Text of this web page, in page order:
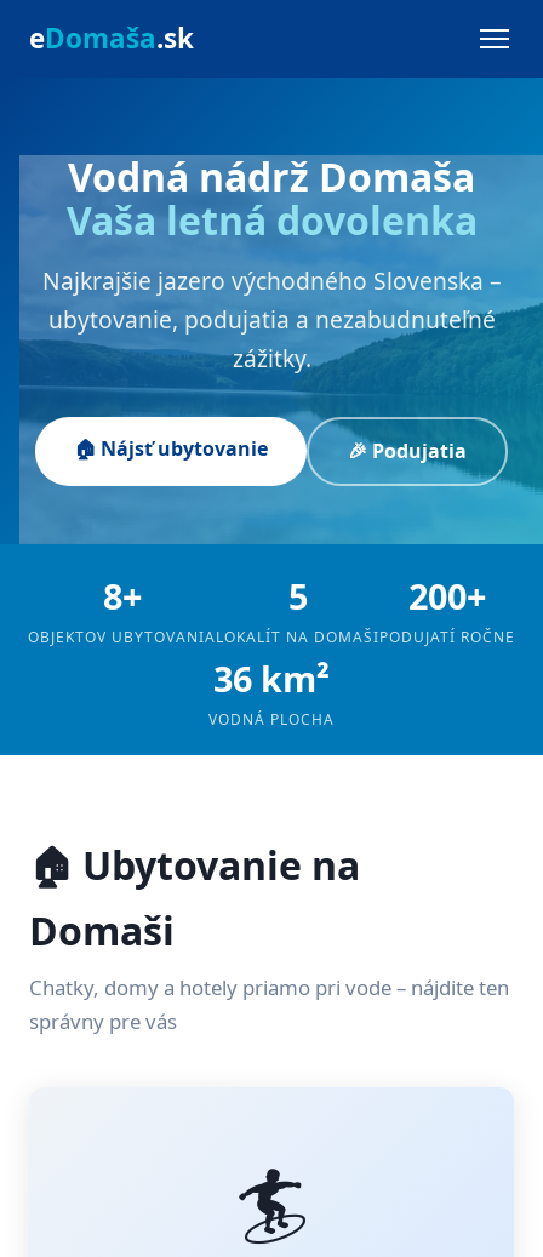
eDomaša.sk
Vodná nádrž Domaša
Vaša letná dovolenka
Najkrajšie jazero východného Slovenska –
ubytovanie, podujatia a nezabudnuteľné
zážitky.
🏠 Nájsť ubytovanie 🎉 Podujatia
8+
OBJEKTOV UBYTOVANIA
5
LOKALÍT NA DOMAŠI
200+
PODUJATÍ ROČNE
36 km²
VODNÁ PLOCHA
🏠 Ubytovanie na
Domaši
Chatky, domy a hotely priamo pri vode – nájdite ten
správny pre vás
🏄